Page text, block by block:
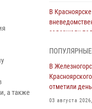
а также
В
задержали
Сотрудники
проведения
В
отметили
03 августа